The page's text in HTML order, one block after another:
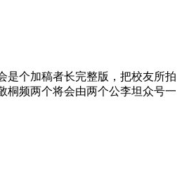
是个加稿者长完整版，把校友所拍
桐频两个将会由两个公李坦众号一